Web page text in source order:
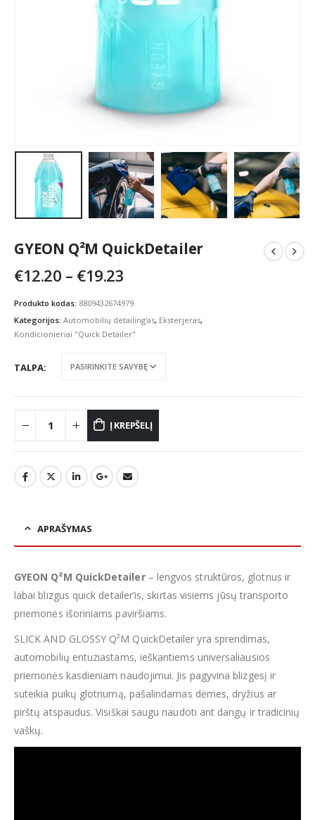
GYEON Q²M QuickDetailer
€12.20 – €19.23
€12.20
through
€19.23
Produkto kodas: 8809432674979
Kategorijos: Automobilių detailing'as, Eksterjeras,
Kondicionieriai "Quick Detailer"
TALPA
Į KREPŠELĮ
APRAŠYMAS
GYEON Q²M QuickDetailer– lengvos struktūros, glotnus ir
labai blizgus quick detailer’is, skirtas visiems jūsų transporto
priemonės išoriniams paviršiams.
SLICK AND GLOSSY Q²M QuickDetailer yra sprendimas,
automobilių entuziastams, ieškantiems universaliausios
priemonės kasdieniam naudojimui. Jis pagyvina blizgesį ir
suteikia puikų glotnumą, pašalindamas dėmes, dryžius ar
pirštų atspaudus. Visiškai saugu naudoti ant dangų ir tradicinių
vaškų.